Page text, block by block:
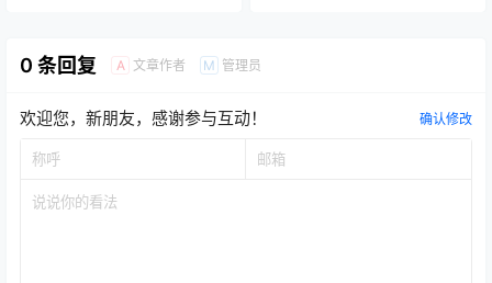
0 条回复 A 文章作者 M 管理员
欢迎您，新朋友，感谢参与互动！ 确认修改